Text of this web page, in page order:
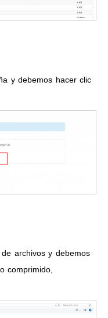
y debemos hacer clic
archivos y debemos
comprimido,